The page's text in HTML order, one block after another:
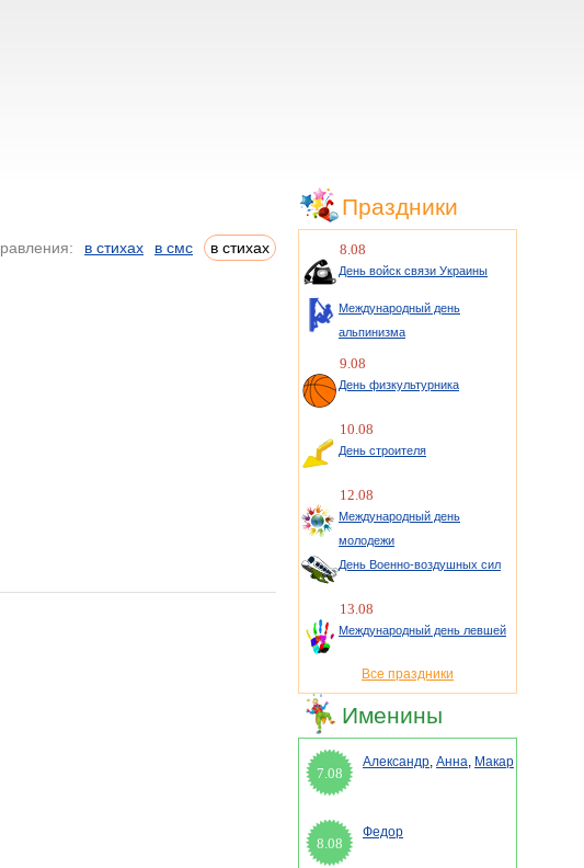
в стихах в смс в стихах
Праздники
8.08
День войск связи Украины
Международный день
альпинизма
9.08
День физкультурника
10.08
День строителя
12.08
Международный день
молодежи
День Военно-воздушных сил
13.08
Международный день левшей
Все праздники
Именины
7.08
Александр, Анна, Макар
8.08
Федор